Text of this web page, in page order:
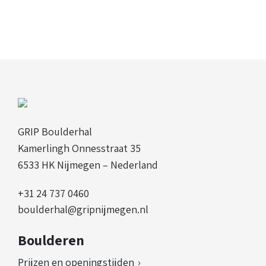
GRIP Boulderhal
Kamerlingh Onnesstraat 35
6533 HK Nijmegen – Nederland
+31 24 737 0460
boulderhal@gripnijmegen.nl
Boulderen
Prijzen en openingstijden